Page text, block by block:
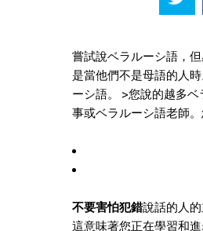
嘗試說ベラルーシ語，
是當他們不是母語的人
ーシ語。 >您說的越多
事或ベラルーシ語老師
不要害怕犯錯說話的人
這意味著您正在學習和進